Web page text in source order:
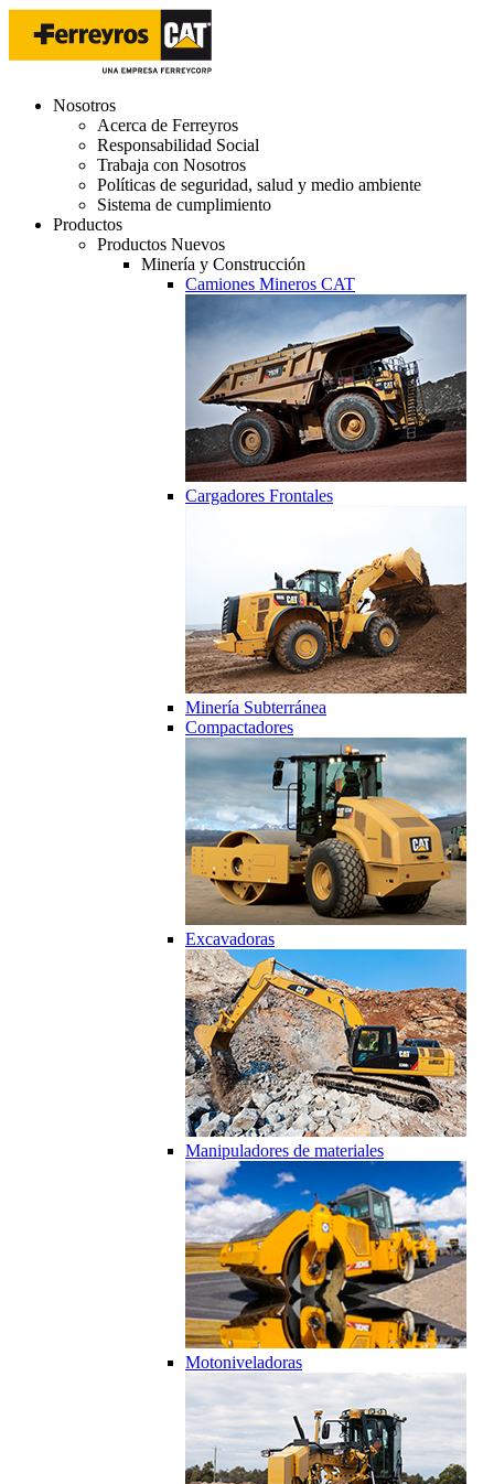
Nosotros
Acerca de Ferreyros
Responsabilidad Social
Trabaja con Nosotros
Políticas de seguridad, salud y medio ambiente
Sistema de cumplimiento
Productos
Productos Nuevos
Minería y Construcción
Camiones Mineros CAT
Cargadores Frontales
Minería Subterránea
Compactadores
Excavadoras
Manipuladores de materiales
Motoniveladoras